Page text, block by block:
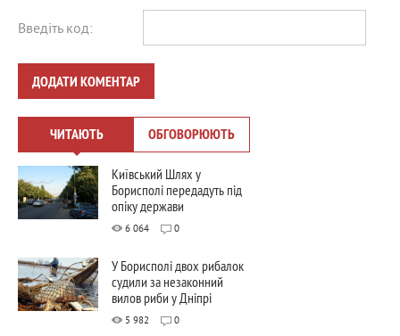
Введіть код:
ДОДАТИ КОМЕНТАР
ЧИТАЮТЬ ОБГОВОРЮЮТЬ
Київський Шлях у
Борисполі передадуть під
опіку держави
6 064 0
У Борисполі двох рибалок
судили за незаконний
вилов риби у Дніпрі
5 982 0